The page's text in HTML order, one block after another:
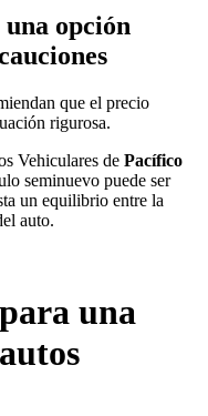
opción
que el precio
rigurosa.
Vehiculares de Pacífico
seminuevo puede ser
un equilibrio entre la
auto.
una